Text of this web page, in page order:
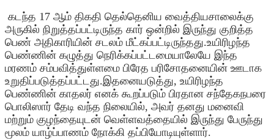
கடந்த 17 ஆம் திகதி தெல்தெனிய வைத்தியசாலைக்கு
அருகில் நிறுத்தப்பட்டிருந்த கார் ஒன்றில் இருந்து குறித்த
பெண் அதிகாரியின் சடலம் மீட்கப்பட்டிருந்தது.உயிரிழந்த
பெண்ணின் கழுத்து நெரிக்கப்பட்டமையாலேயே இந்த
மரணம் சம்பவித்துள்ளமை பிரேத பரிசோதனையின் ஊடாக
உறுதிப்படுத்தப்பட்டது.இதனையடுத்து, உயிரிழந்த
பெண்ணின் காதலர் எனக் கூறப்படும் பிரதான சந்தேகநபரை
பொலிஸார் தேடி வந்த நிலையில், அவர் தனது மனைவி
மற்றும் குழந்தையுடன் வெள்ளவத்தையில் இருந்து பேருந்து
மூலம் யாழ்ப்பாணம் நோக்கி தப்பியோடியுள்ளார்.